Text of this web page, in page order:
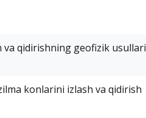
va qidirishning geofizik usullari
konlarini izlash va qidirish